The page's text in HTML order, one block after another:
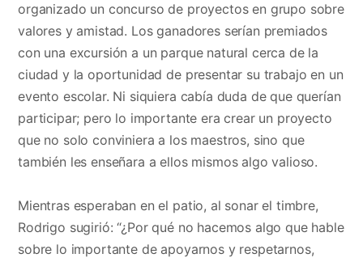
organizado un concurso de proyectos en grupo sobre
valores y amistad. Los ganadores serían premiados
con una excursión a un parque natural cerca de la
ciudad y la oportunidad de presentar su trabajo en un
evento escolar. Ni siquiera cabía duda de que querían
participar; pero lo importante era crear un proyecto
que no solo conviniera a los maestros, sino que
también les enseñara a ellos mismos algo valioso.
Mientras esperaban en el patio, al sonar el timbre,
Rodrigo sugirió: “¿Por qué no hacemos algo que hable
sobre lo importante de apoyarnos y respetarnos,